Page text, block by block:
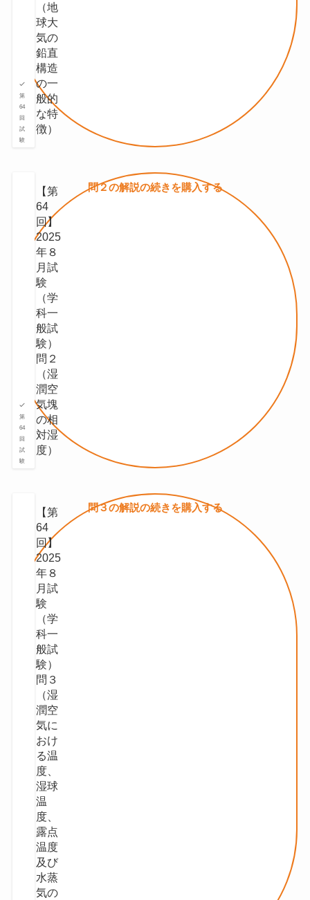
第
64
回
試
験
（地
球⼤
気の
鉛直
構造
の⼀
般的
な特
徴）
第
64
回
試
験
【第
64
回】
2025
年８
月試
験
（学
科一
般試
験）
問２
（湿
潤空
気塊
の相
対湿
度）
問２の解説の続きを購入する
【第
64
回】
2025
年８
月試
験
（学
科一
般試
験）
問３
（湿
潤空
気に
おけ
る温
度、
湿球
温
度、
露点
温度
及び
⽔蒸
気の
問３の解説の続きを購入する